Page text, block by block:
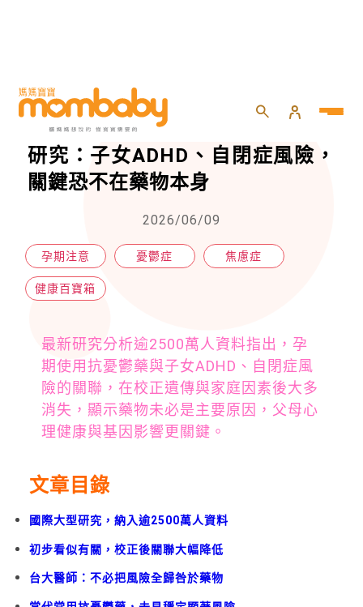
HOME 親子 健康百寶箱
孕期吃抗憂鬱藥會影響胎兒？最新
研究：子女ADHD、自閉症風險，
關鍵恐不在藥物本身
2026/06/09
孕期注意 憂鬱症 焦慮症
健康百寶箱
最新研究分析逾2500萬人資料指出，孕
期使用抗憂鬱藥與子女ADHD、自閉症風
險的關聯，在校正遺傳與家庭因素後大多
消失，顯示藥物未必是主要原因，父母心
理健康與基因影響更關鍵。
文章目錄
國際大型研究，納入逾2500萬人資料
初步看似有關，校正後關聯大幅降低
台大醫師：不必把風險全歸咎於藥物